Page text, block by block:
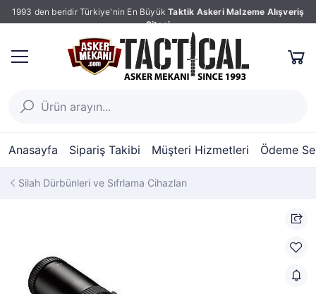
1993 den beridir Türkiye'nin En Büyük Taktik Askeri Malzeme Alışveriş
Sitesi
Anasayfa Sipariş Takibi Müşteri Hizmetleri Ödeme
Silah Dürbünleri ve Sıfrlama Cihazları